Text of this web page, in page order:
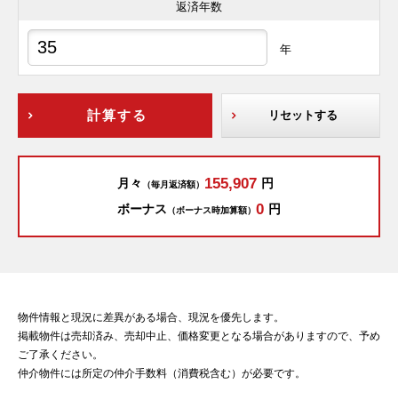
返済年数
年
計算する リセットする
月々 （毎月返済額） 155,907 円
ボーナス （ボーナス時加算額） 0 円
物件情報と現況に差異がある場合、現況を優先します。
掲載物件は売却済み、売却中止、価格変更となる場合がありますので、予め
ご了承ください。
仲介物件には所定の仲介手数料（消費税含む）が必要です。